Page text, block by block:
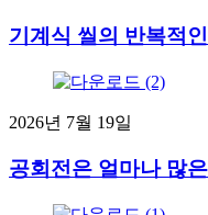
기계식 씰의 반복적
2026년 7월 19일
공회전은 얼마나 많